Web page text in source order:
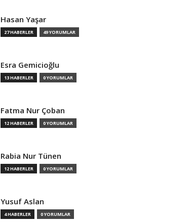
Hasan Yaşar
27 HABERLER 49 YORUMLAR
Esra Gemicioğlu
13 HABERLER 0 YORUMLAR
Fatma Nur Çoban
12 HABERLER 0 YORUMLAR
Rabia Nur Tünen
12 HABERLER 0 YORUMLAR
Yusuf Aslan
4 HABERLER 0 YORUMLAR